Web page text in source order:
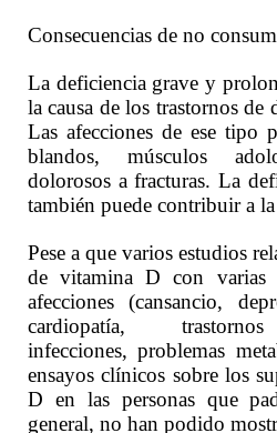
Consecuencias de no
La deficiencia grave y
la causa de los trastornos de
Las afecciones de ese tipo
blandos, músculos
dolorosos a fracturas. La
también puede contribuir a
Pese a que varios estudios
de vitamina D con varias
afecciones (cansancio,
cardiopatía,
infecciones, problemas
ensayos clínicos sobre los
D en las personas que
general, no han podido